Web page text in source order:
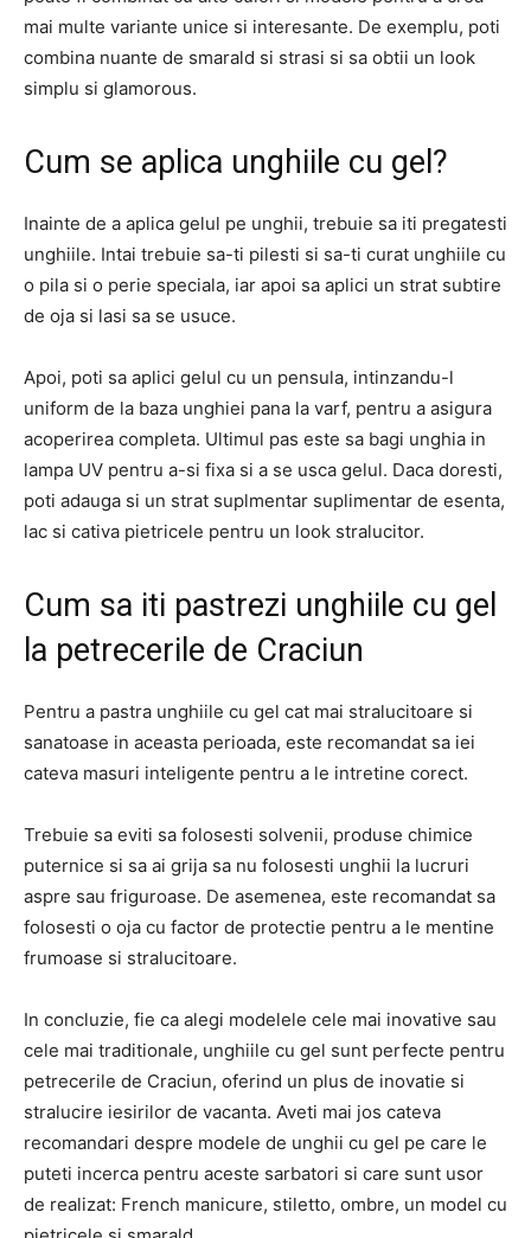
mai multe variante unice si interesante. De exemplu, poti
combina nuante de smarald si strasi si sa obtii un look
simplu si glamorous.
Cum se aplica unghiile cu gel?
Inainte de a aplica gelul pe unghii, trebuie sa iti pregatesti
unghiile. Intai trebuie sa-ti pilesti si sa-ti curat unghiile cu
o pila si o perie speciala, iar apoi sa aplici un strat subtire
de oja si lasi sa se usuce.
Apoi, poti sa aplici gelul cu un pensula, intinzandu-l
uniform de la baza unghiei pana la varf, pentru a asigura
acoperirea completa. Ultimul pas este sa bagi unghia in
lampa UV pentru a-si fixa si a se usca gelul. Daca doresti,
poti adauga si un strat suplmentar suplimentar de esenta,
lac si cativa pietricele pentru un look stralucitor.
Cum sa iti pastrezi unghiile cu gel
la petrecerile de Craciun
Pentru a pastra unghiile cu gel cat mai stralucitoare si
sanatoase in aceasta perioada, este recomandat sa iei
cateva masuri inteligente pentru a le intretine corect.
Trebuie sa eviti sa folosesti solvenii, produse chimice
puternice si sa ai grija sa nu folosesti unghii la lucruri
aspre sau friguroase. De asemenea, este recomandat sa
folosesti o oja cu factor de protectie pentru a le mentine
frumoase si stralucitoare.
In concluzie, fie ca alegi modelele cele mai inovative sau
cele mai traditionale, unghiile cu gel sunt perfecte pentru
petrecerile de Craciun, oferind un plus de inovatie si
stralucire iesirilor de vacanta. Aveti mai jos cateva
recomandari despre modele de unghii cu gel pe care le
puteti incerca pentru aceste sarbatori si care sunt usor
de realizat: French manicure, stiletto, ombre, un model cu